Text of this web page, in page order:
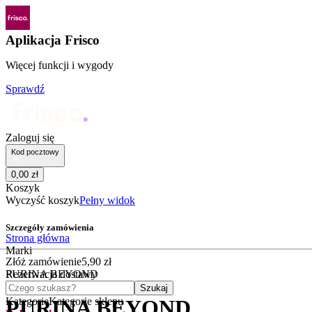
Aplikacja Frisco
Więcej funkcji i wygody
Sprawdź
Zaloguj się
Kod pocztowy
0,00 zł
Koszyk
Wyczyść koszykPełny widok
Szczegóły zamówienia
Złóż zamówienie5,90 zł
Rezerwacja dostawy
Czego szukasz?
Szukaj
KategorieKategorie sklepu
Strona główna
Marki
PURINA BEYOND